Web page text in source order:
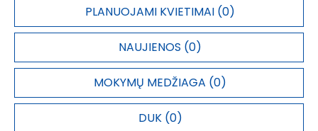
vartotojų
R.S.2.3039
vartotojai
per metus
vystymo
P.B.2.0076 projektai 1,00
PLANUOJAMI KVIETIMAI (0)
NAUJIENOS (0)
MOKYMŲ MEDŽIAGA (0)
DUK (0)